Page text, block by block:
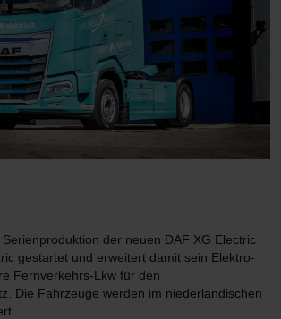
der neuen DAF XG Electric
gestartet und erweitert damit sein Elektro-
Fernverkehrs-Lkw für den
Die Fahrzeuge werden im niederländischen